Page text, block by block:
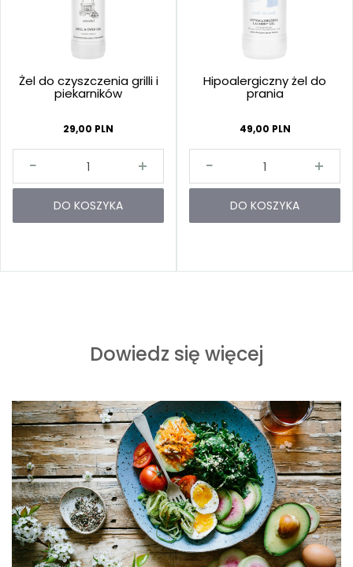
Żel do czyszczenia grilli i
piekarników
29,00 PLN
DO KOSZYKA
Hipoalergiczny żel do
prania
49,00 PLN
DO KOSZYKA
Dowiedz się więcej